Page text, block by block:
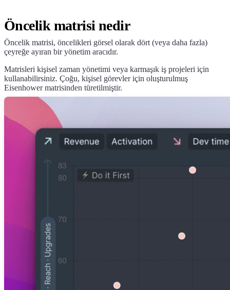
Öncelik matrisi nedir
Öncelik matrisi, öncelikleri görsel olarak dört (veya daha fazla)
çeyreğe ayıran bir yönetim aracıdır.
Matrisleri kişisel zaman yönetimi veya karmaşık iş projeleri için
kullanabilirsiniz. Çoğu, kişisel görevler için oluşturulmuş
Eisenhower matrisinden türetilmiştir.